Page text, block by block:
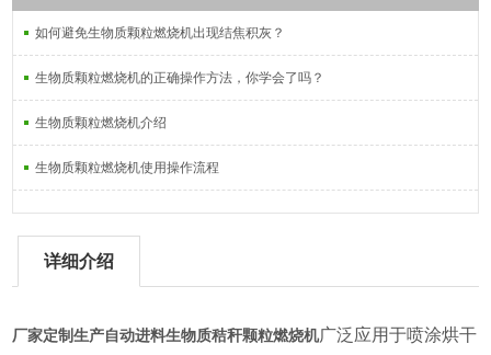
如何避免生物质颗粒燃烧机出现结焦积灰？
生物质颗粒燃烧机的正确操作方法，你学会了吗？
生物质颗粒燃烧机介绍
生物质颗粒燃烧机使用操作流程
详细介绍
厂家定制生产自动进料生物质秸秆颗粒燃烧机广泛应用于喷涂烘干